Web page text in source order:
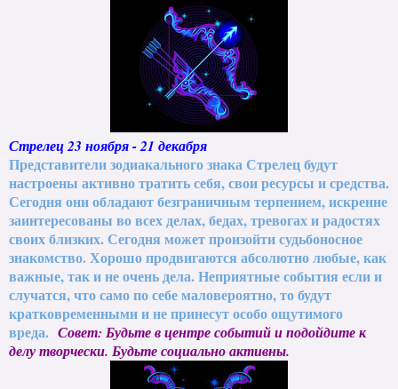
Стрелец 23 ноября - 21 декабря
Представители зодиакального знака Стрелец будут
настроены активно тратить себя, свои ресурсы и средства.
Сегодня они обладают безграничным терпением, искренне
заинтересованы во всех делах, бедах, тревогах и радостях
своих близких. Сегодня может произойти судьбоносное
знакомство. Хорошо продвигаются абсолютно любые, как
важные, так и не очень дела. Неприятные события если и
случатся, что само по себе маловероятно, то будут
кратковременными и не принесут особо ощутимого
вреда. Совет: Будьте в центре событий и подойдите к
делу творчески. Будьте социально активны.